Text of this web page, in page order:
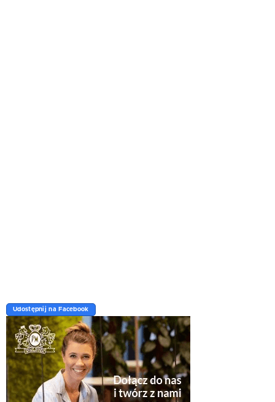
Udostępnij na Facebook